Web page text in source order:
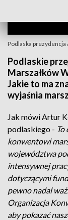
Podlaska prezydencja
Podlaskie
Marszałków
Jakie to ma
wyjaśnia
Jak mówi Artur
podlaskiego - To
konwentowi
województwa
intensywnej
dotyczącymi
pewno nadal
Organizacja
aby pokazać